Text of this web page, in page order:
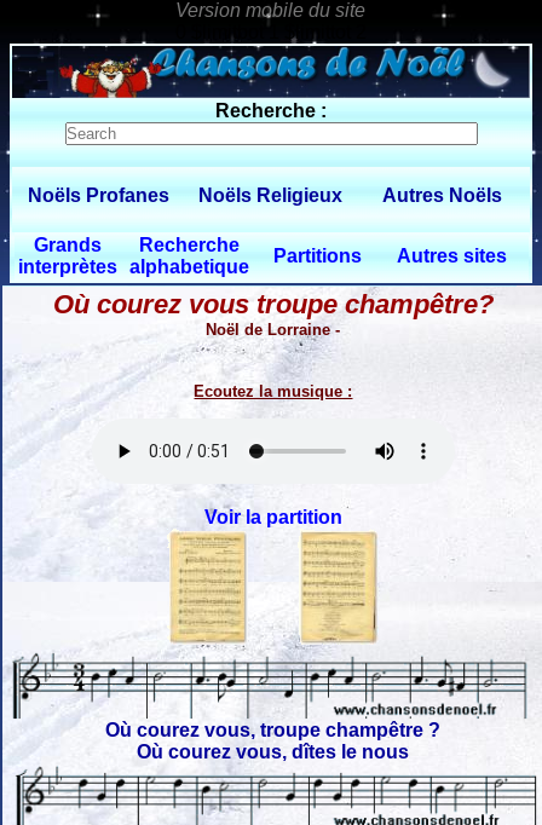
0 $limitbot 1 $limittot 2
Recherche :
Noëls Profanes Noëls Religieux Autres Noëls
Grands
interprètes
Recherche
alphabetique
Partitions Autres sites
Où courez vous troupe champêtre?
Noël de Lorraine -
Ecoutez la musique :
Voir la partition
Où courez vous, troupe champêtre ?
Où courez vous, dîtes le nous